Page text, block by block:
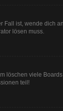
ist, wende dich
lösen muss.
löschen viele
teil!